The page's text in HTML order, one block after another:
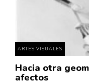
Pensamiento ilustrado
Personajes secundarios
Política
Relecturas
ARTES VISUALES
Hacia otra
afectos